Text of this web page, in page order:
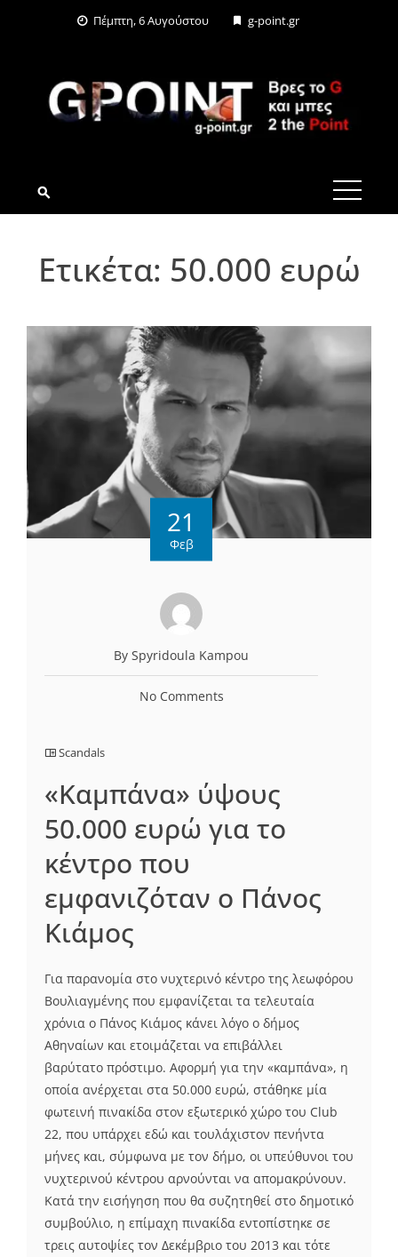
Πέμπτη, 6 Αυγούστου g-point.gr
G-POINT.GR
Ετικέτα: 50.000 ευρώ
21
Φεβ
By Spyridoula Kampou
No Comments
Scandals
«Καμπάνα» ύψους
50.000 ευρώ για το
κέντρο που
εμφανιζόταν ο Πάνος
Κιάμος
Για παρανομία στο νυχτερινό κέντρο της λεωφόρου
Βουλιαγμένης που εμφανίζεται τα τελευταία
χρόνια ο Πάνος Κιάμος κάνει λόγο ο δήμος
Αθηναίων και ετοιμάζεται να επιβάλλει
βαρύτατο πρόστιμο. Αφορμή για την «καμπάνα», η
οποία ανέρχεται στα 50.000 ευρώ, στάθηκε μία
φωτεινή πινακίδα στον εξωτερικό χώρο του Club
22, που υπάρχει εδώ και τουλάχιστον πενήντα
μήνες και, σύμφωνα με τον δήμο, οι υπεύθυνοι του
νυχτερινού κέντρου αρνούνται να απομακρύνουν.
Κατά την εισήγηση που θα συζητηθεί στο δημοτικό
συμβούλιο, η επίμαχη πινακίδα εντοπίστηκε σε
τρεις αυτοψίες τον Δεκέμβριο του 2013 και τότε